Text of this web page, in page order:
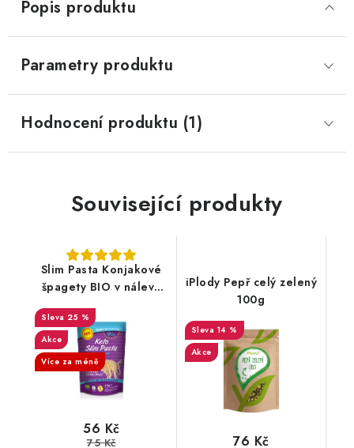
Popis produktu
Parametry produktu
Hodnocení produktu (1)
Související produkty
Slim Pasta Konjakové
špagety BIO v nálevu
270 g
25 %
Akce
Více za méně
56 Kč
75 Kč
iPlody Pepř celý zelený
100g
14 %
Akce
76 Kč